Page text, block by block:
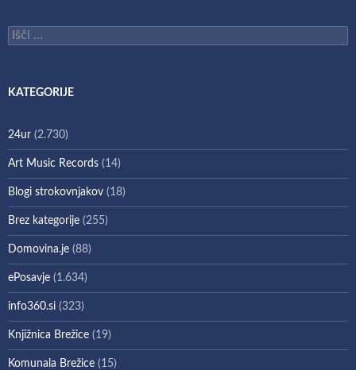
Išči:
KATEGORIJE
24ur (2.730)
Art Music Records (14)
Blogi strokovnjakov (18)
Brez kategorije (255)
Domovina.je (88)
ePosavje (1.634)
info360.si (323)
Knjižnica Brežice (19)
Komunala Brežice (15)